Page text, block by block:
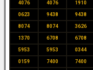
4076 4076 1910
0623 9438 9438
8074 8074 3626
1370 6708 6708
5953 5953 0344
0159 7400 7400